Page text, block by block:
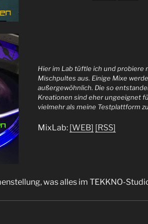
Hier im Lab tüftle ich und probiere
Mischpultes aus. Einige Mixe
außergewöhnlich. Die so
Kreationen sind eher ungeeignet
vielmehr als meine Testplattform
MixLab: [WEB] [RSS]
was alles im TEKKNO-